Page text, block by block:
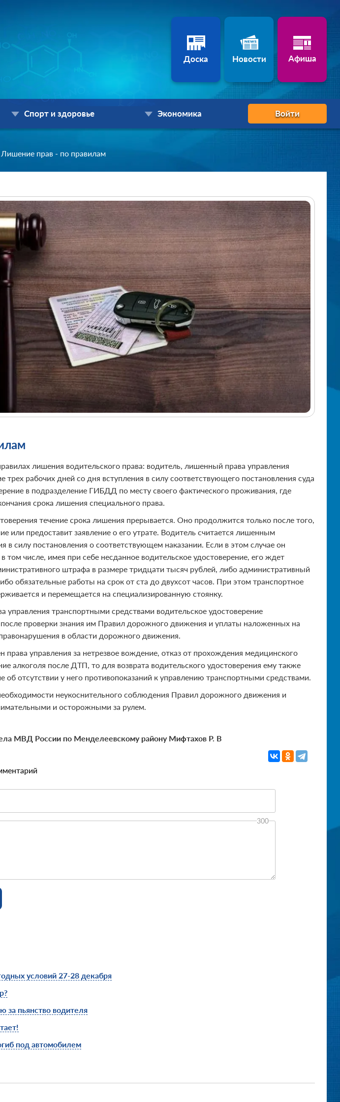
Доска Новости Афиша
Спорт и здоровье Экономика Войти
Лишение прав - по правилам
лишения водительского права: водитель, лишенный права управления
трех рабочих дней со дня вступления в силу соответствующего постановления суда
в подразделение ГИБДД по месту своего фактического проживания, где
срока лишения специального права.
течение срока лишения прерывается. Оно продолжится только после того,
или предоставит заявление о его утрате. Водитель считается лишенным
в силу постановления о соответствующем наказании. Если в этом случае он
том числе, имея при себе несданное водительское удостоверение, его ждет
штрафа в размере тридцати тысяч рублей, либо административный
обязательные работы на срок от ста до двухсот часов. При этом транспортное
и перемещается на специализированную стоянку.
управления транспортными средствами водительское удостоверение
проверки знания им Правил дорожного движения и уплаты наложенных на
в области дорожного движения.
права управления за нетрезвое вождение, отказ от прохождения медицинского
алкоголя после ДТП, то для возврата водительского удостоверения ему также
об отсутствии у него противопоказаний к управлению транспортными средствами.
неукоснительного соблюдения Правил дорожного движения и
и осторожными за рулем.
МВД России по Менделеевскому району Мифтахов Р. В
300
условий 27-28 декабря
за пьянство водителя
под автомобилем